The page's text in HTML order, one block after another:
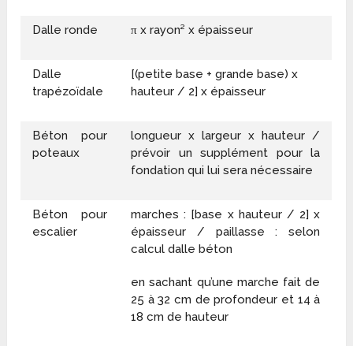
Dalle ronde π x rayon² x épaisseur
Dalle
trapézoïdale
[(petite base + grande base) x
hauteur / 2] x épaisseur
Béton pour
poteaux
longueur x largeur x hauteur /
prévoir un supplément pour la
fondation qui lui sera nécessaire
Béton pour
escalier
marches : [base x hauteur / 2] x
épaisseur / paillasse : selon
calcul dalle béton
en sachant qu’une marche fait de
25 à 32 cm de profondeur et 14 à
18 cm de hauteur